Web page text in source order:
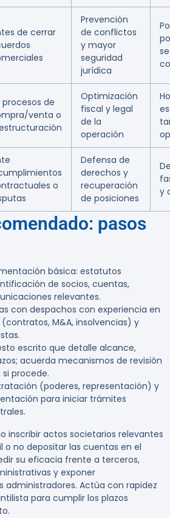
de cerrar
Prevención
de conflictos
y mayor
seguridad
jurídica
procesos de
venta o
Optimización
fiscal y legal
de la
operación
o
Defensa de
derechos y
recuperación
de posiciones
y
pasos
básica: estatutos
de socios, cuentas,
relevantes.
con despachos con experiencia en
M&A, insolvencias) y
escrito que detalle alcance,
acuerda mecanismos de revisión
procede.
(poderes, representación) y
para iniciar trámites
inscribir actos societarios relevantes
o no depositar las cuentas en el
su eficacia frente a terceros,
y exponer
administradores. Actúa con rapidez
para cumplir los plazos